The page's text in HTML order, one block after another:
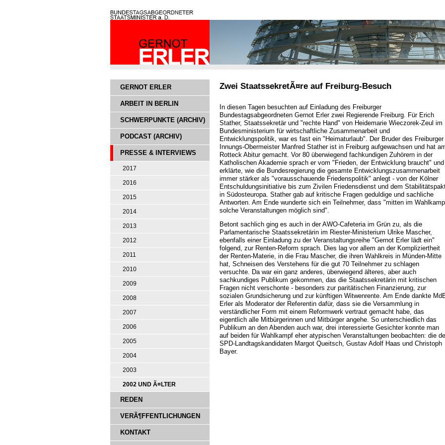
GERNOT ERLER
ARBEIT IN BERLIN
SCHWERPUNKTE (ARCHIV)
PODCAST (ARCHIV)
PRESSE & INTERVIEWS
2017
2016
2015
2014
2013
2012
2011
2010
2009
2008
2007
2006
2005
2004
2003
2002 UND Ã¤LTER
REDEN
VERÃ¶FFENTLICHUNGEN
KONTAKT
Zwei StaatssekretÃ¤re auf Freiburg-Besuch
In diesen Tagen besuchten auf Einladung des Freiburger
Bundestagsabgeordneten Gernot Erler zwei Regierende Freiburg. Für Erich
Stather, Staatssekretär und "rechte Hand" von Heidemarie Wieczorek-Zeul im
Bundesministerium für wirtschaftliche Zusammenarbeit und
Entwicklungspolitik, war es fast ein "Heimaturlaub". Der Bruder des Freiburger
Innungs-Obermeister Manfred Stather ist in Freiburg aufgewachsen und hat
Rotteck Abitur gemacht. Vor 80 überwiegend fachkundigen Zuhörern in der
Katholischen Akademie sprach er vom "Frieden, der Entwicklung braucht" und
erklärte, wie die Bundesregierung die gesamte Entwicklungszusammenarbeit
immer stärker als "vorausschauende Friedenspolitik" anlegt - von der Kölner
Entschuldungsinitiative bis zum Zivilen Friedensdienst und dem
in Südosteuropa. Stather gab auf kritische Fragen geduldige und sachliche
Antworten. Am Ende wunderte sich ein Teilnehmer, dass "mitten im
solche Veranstaltungen möglich sind".
Betont sachlich ging es auch in der AWO-Cafeteria im Grün zu, als die
Parlamentarische Staatssekretärin im Riester-Ministerium Ulrike Mascher,
ebenfalls einer Einladung zu der Veranstaltungsreihe "Gernot Erler lädt ein"
folgend, zur Renten-Reform sprach. Dies lag vor allem an der Kompliziertheit
der Renten-Materie, in die Frau Mascher, die ihren Wahlkreis in Münden-Mitte
hat, Schneisen des Verstehens für die gut 70 Teilnehmer zu schlagen
versuchte. Da war ein ganz anderes, überwiegend älteres, aber auch
sachkundiges Publikum gekommen, das die Staatssekretärin mit kritischen
Fragen nicht verschonte - besonders zur paritätischen Finanzierung, zur
sozialen Grundsicherung und zur künftigen Witwenrente. Am Ende dankte
Erler als Moderator der Referentin dafür, dass sie die Versammlung in
verständlicher Form mit einem Reformwerk vertraut gemacht habe, das
eigentlich alle Mitbürgerinnen und Mitbürger angehe. So unterschiedlich das
Publikum an den Abenden auch war, drei interessierte Gesichter konnte man
auf beiden für Wahlkampf eher atypischen Veranstaltungen beobachten: die
SPD-Landtagskandidaten Margot Queitsch, Gustav Adolf Haas und Christoph
Bayer.